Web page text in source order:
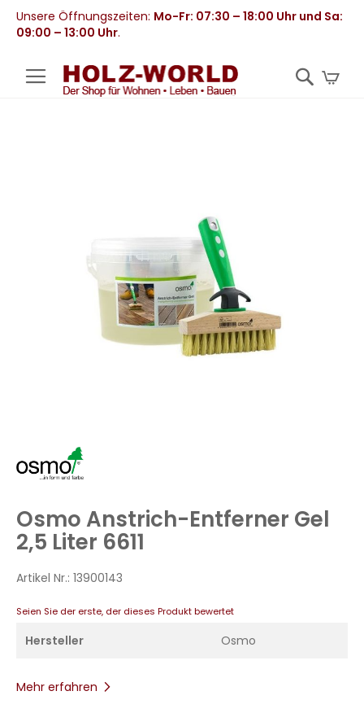
Unsere Öffnungszeiten: Mo-Fr: 07:30 – 18:00 Uhr und Sa:
09:00 – 13:00 Uhr.
Anfang
springen
Osmo Anstrich-Entferner Gel
2,5 Liter 6611
Artikel Nr.: 13900143
Seien Sie der erste, der dieses Produkt bewertet
Hersteller Osmo
Mehr erfahren